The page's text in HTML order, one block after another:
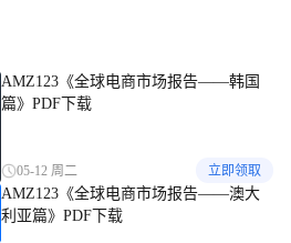
AMZ123《全球电商市场报告——韩国
篇》PDF下载
05-12 周二 立即领取
AMZ123《全球电商市场报告——澳大
利亚篇》PDF下载